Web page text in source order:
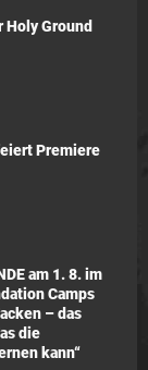
Ground
Premiere
am 1. 8. im
Camps
– das
die
kann“